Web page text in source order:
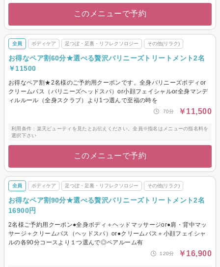
このメニューで予約
全員 ボディケア 足つぼ・足裏・リフレクソロジー その他(リラク)
お得なペア割60分★選べる贅沢バリニーズトリートメント2名
￥11500
お得なペア割★2名様のご予約用クーポンです。全身バリニーズボディor
クリームバス（バリニーズヘッドスパ）or小顔フェイシャルor全身マンデ
ィルルール（全身スクラブ）より1つ選んで至福の時を
70分 ￥11,500
利用条件：楽天ビューティを見たとお伝えください。全員※指名はメニューの指名料を
選択下さい
このメニューで予約
全員 ボディケア 足つぼ・足裏・リフレクソロジー その他(リラク)
お得なペア割90分★選べる贅沢バリニーズトリートメント2名
16900円
2名様ご予約用クーポン●全身ボディ＋ヘッドマッサージor●肩・背中マッ
サージ＋クリームバス（ヘッドスパ）or●クリームバス＋小顔フェイシャ
ルの各90分コースより１つ選んで◎ペアルーム有
120分 ￥16,900